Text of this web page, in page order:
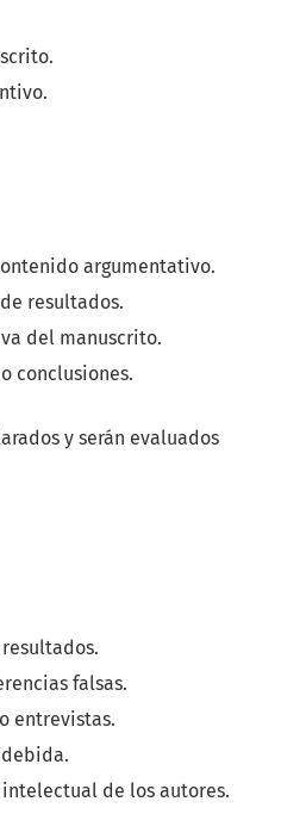
argumentativo.
resultados.
del manuscrito.
conclusiones.
y serán evaluados
falsas.
entrevistas.
de los autores.